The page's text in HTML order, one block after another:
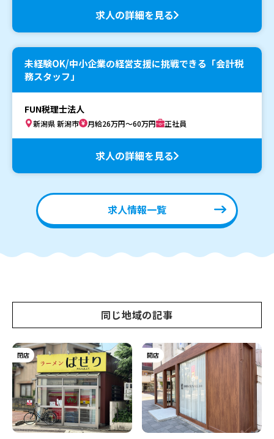
求人の詳細を見る
未経験OK/中小企業の経営支援に挑戦できる「会計税
務スタッフ」
FUN税理士法人
新潟県 新潟市 月給26万円～60万円 正社員
求人の詳細を見る
求人情報一覧
同じ地域の記事
閉店 開店